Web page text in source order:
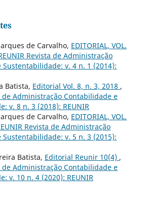
de Carvalho, EDITORIAL, VOL.
Revista de Administração
v. 4 n. 1 (2014):
Batista, Editorial Vol. 8, n. 3, 2018 ,
de Administração Contabilidade e
v. 8 n. 3 (2018): REUNIR
de Carvalho, EDITORIAL, VOL.
Revista de Administração
v. 5 n. 3 (2015):
Batista, Editorial Reunir 10(4) ,
de Administração Contabilidade e
v. 10 n. 4 (2020): REUNIR